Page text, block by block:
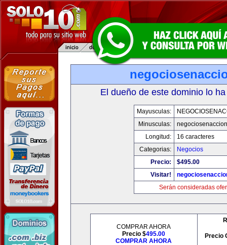
El dueño de este dominio lo
Mayusculas:
Minusculas:
Longitud:
16 caracteres
Categorias:
Negocios
Precio:
$495.00
Visitar!
Serán consideradas
COMPRAR AHORA
Precio $495.00
COMPRAR AHORA
Precio